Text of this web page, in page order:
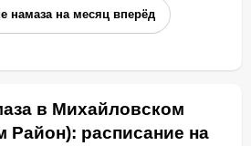
намаза на месяц вперёд
в Михайловском
Район): расписание на